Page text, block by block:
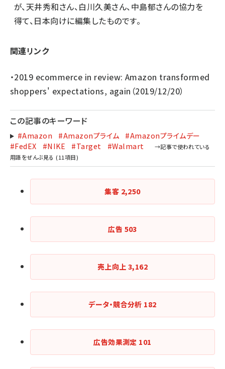
が、天井秀和さん、白川久美さん、中島郁さんの協力を
得て、日本向けに編集したものです。
関連リンク
・2019 ecommerce in review: Amazon transformed
shoppers' expectations, again （2019/12/20）
この記事のキーワード
#Amazon #Amazonプライム
#Amazonプライムデー
#FedEX
#NIKE #Target #Walmart
集客 2,250
広告 503
売上向上 3,162
データ・競合分析 182
広告効果測定 101